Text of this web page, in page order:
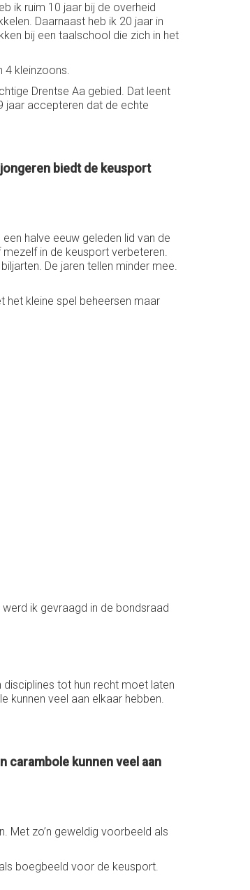
ik ruim 10 jaar bij de overheid
Daarnaast heb ik 20 jaar in
bij een taalschool die zich in het
4 kleinzoons.
Drentse Aa gebied. Dat leent
jaar accepteren dat de echte
biedt de keusport
halve eeuw geleden lid van de
in de keusport verbeteren.
De jaren tellen minder mee.
het kleine spel beheersen maar
ik gevraagd in de bondsraad
tot hun recht moet laten
kunnen veel aan elkaar hebben.
carambole kunnen veel aan
Met zo’n geweldig voorbeeld als
boegbeeld voor de keusport.